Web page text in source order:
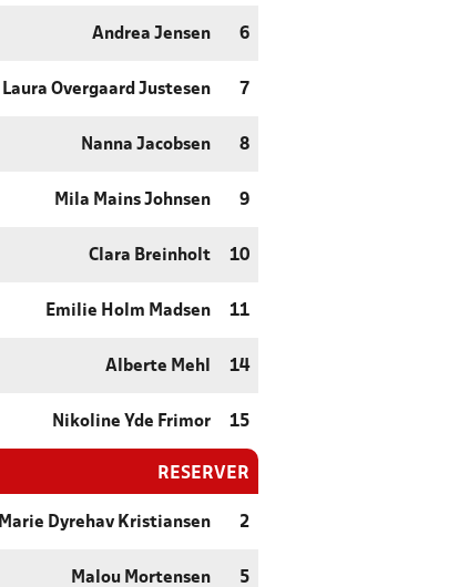
Andrea Jensen 6
Laura Overgaard Justesen 7
Nanna Jacobsen 8
Mila Mains Johnsen 9
Clara Breinholt 10
Emilie Holm Madsen 11
Alberte Mehl 14
Nikoline Yde Frimor 15
RESERVER
Marie Dyrehav Kristiansen 2
Malou Mortensen 5